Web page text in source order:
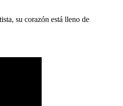
su corazón está lleno de